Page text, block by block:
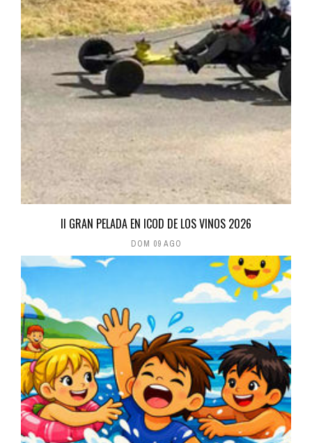
II GRAN PELADA EN ICOD DE LOS VINOS 2026
DOM 09 AGO